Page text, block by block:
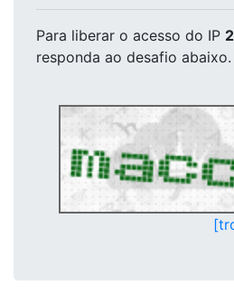
Para liberar o acesso do IP
responda ao desafio abaixo.